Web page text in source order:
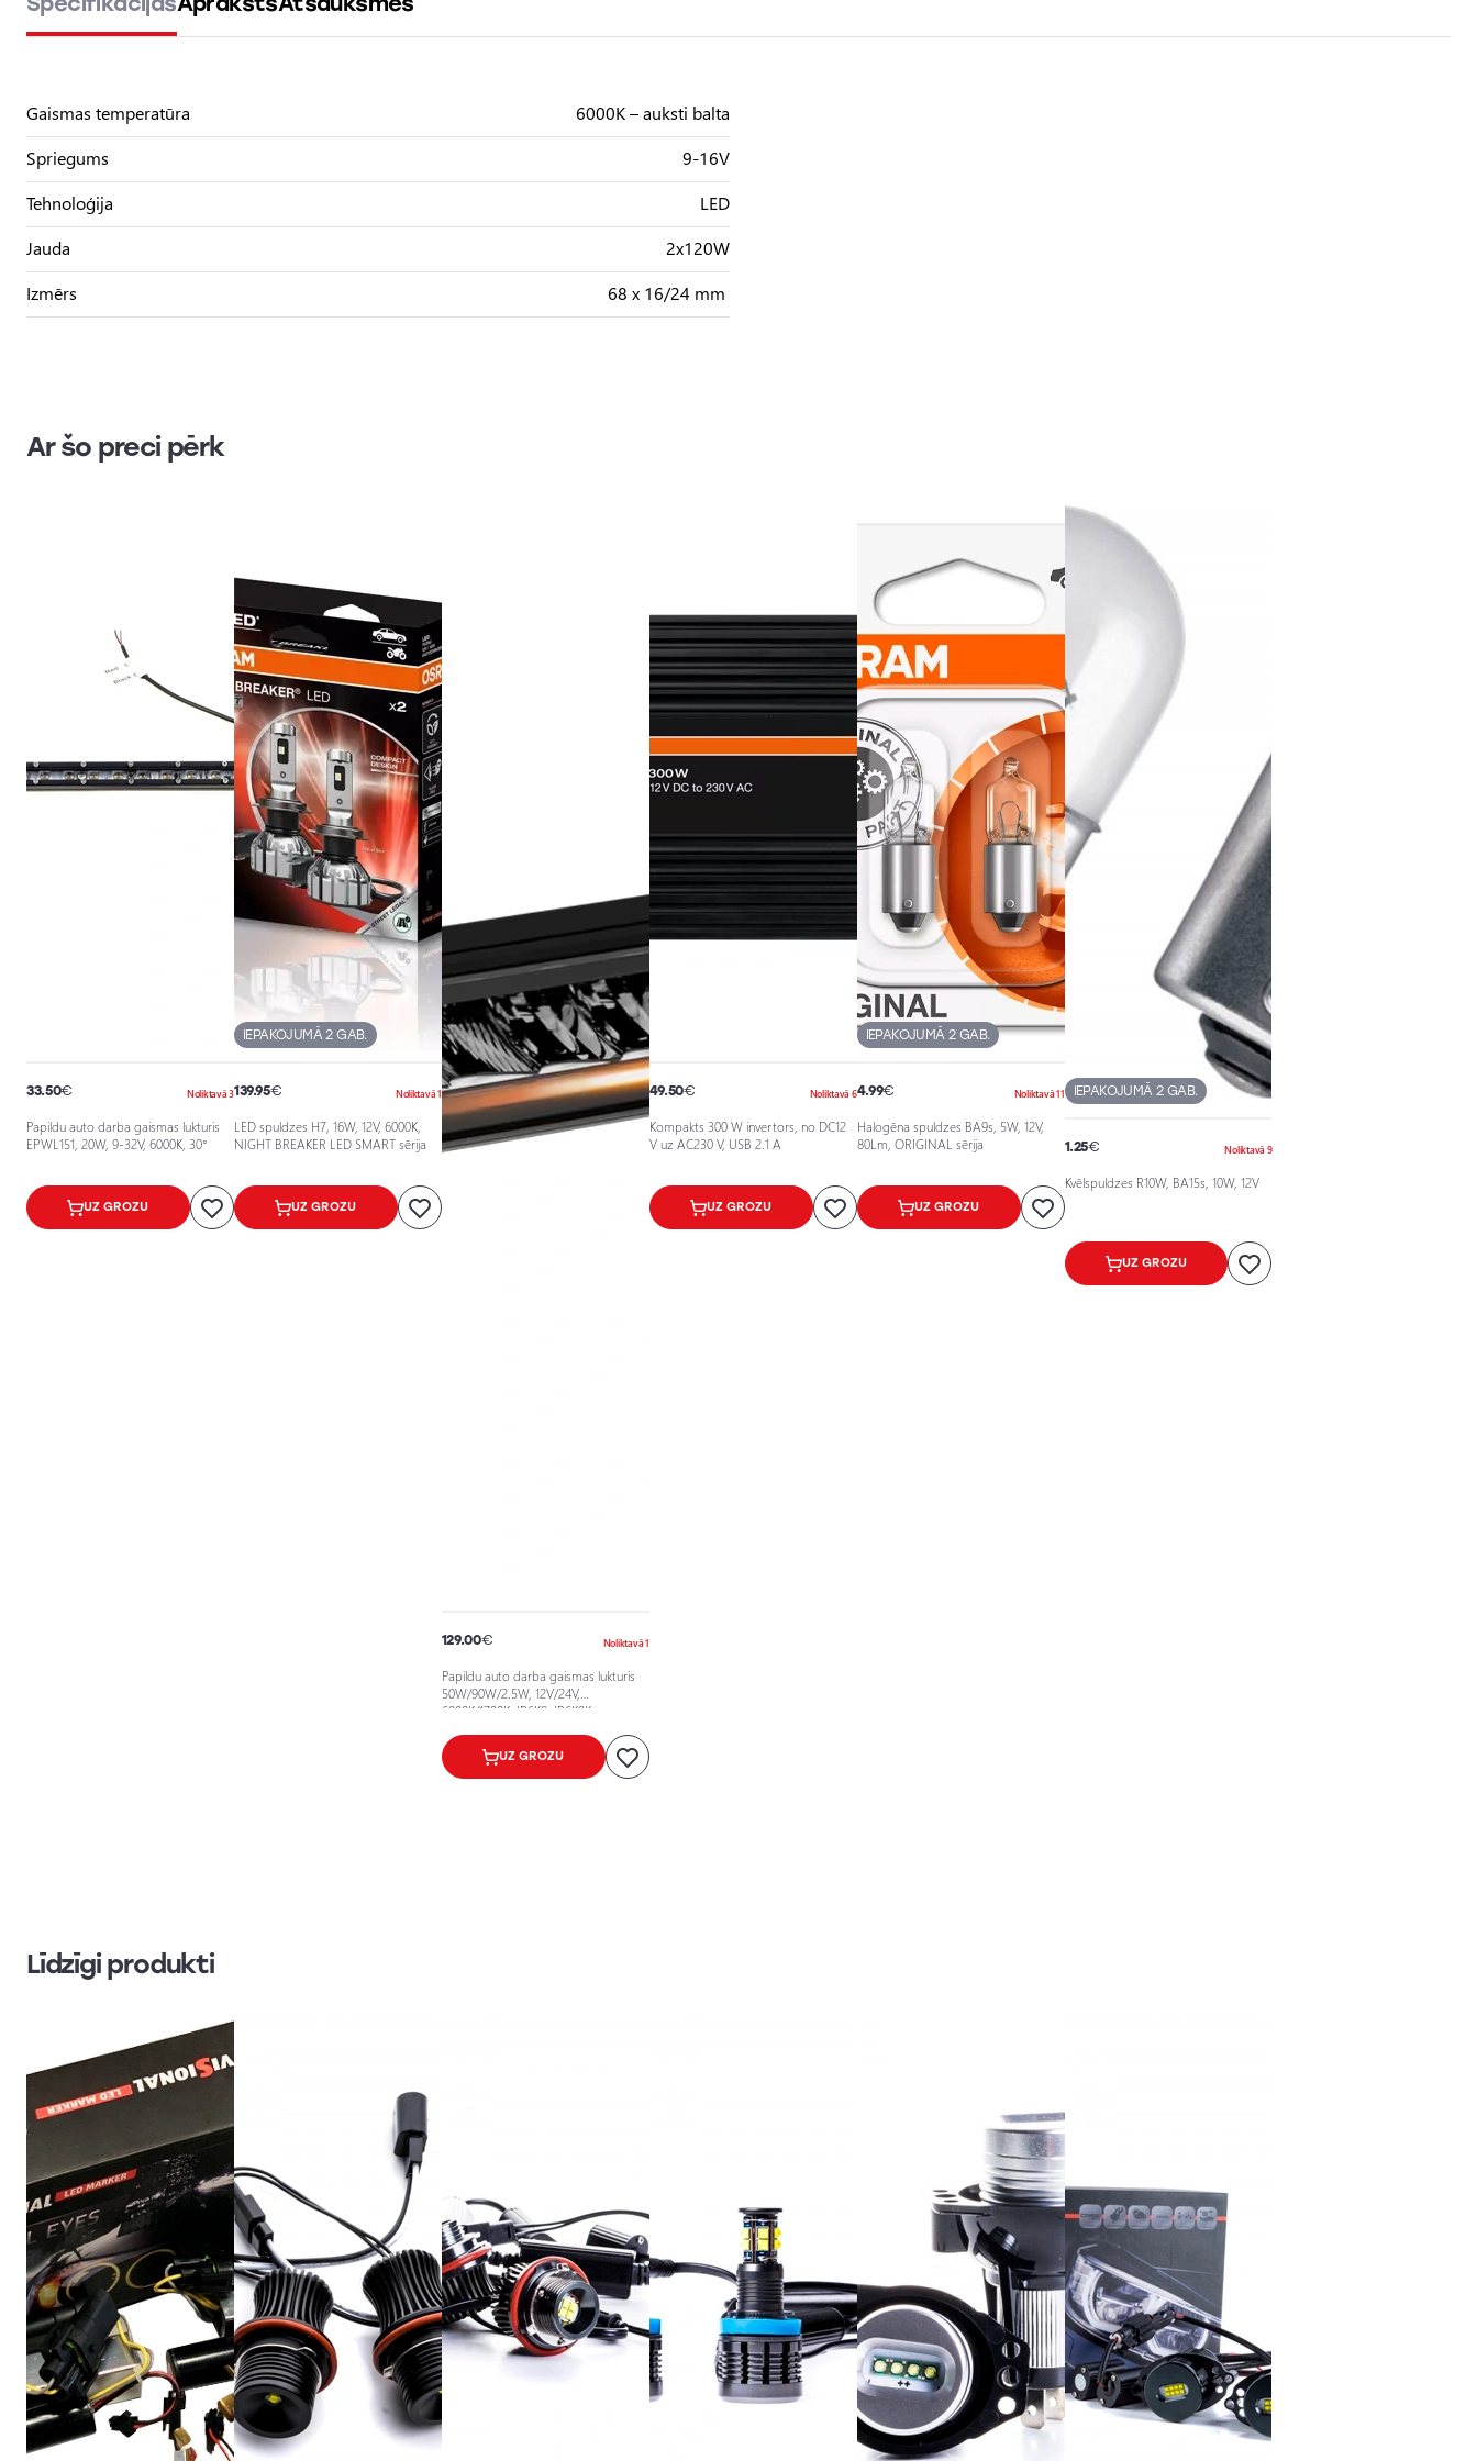
Gaismas temperatūra
6000K – auksti balta
Spriegums
9-16V
Tehnoloģija
LED
Jauda
2x120W
Izmērs
68 x 16/24 mm
Ar šo preci pērk
33.50€ Noliktavā 3
Papildu auto darba gaismas lukturis
EPWL151, 20W, 9-32V, 6000K, 30°
UZ GROZU
IEPAKOJUMĀ 2 GAB.
139.95€ Noliktavā 1
LED spuldzes H7, 16W, 12V, 6000K,
NIGHT BREAKER LED SMART sērija
UZ GROZU
129.00€ Noliktavā 1
Papildu auto darba gaismas lukturis
50W/90W/2.5W, 12V/24V,
6000K/1700K, IP6K8, IP6K9K
UZ GROZU
49.50€ Noliktavā 6
Kompakts 300 W invertors, no DC12
V uz AC230 V, USB 2.1 A
UZ GROZU
IEPAKOJUMĀ 2 GAB.
4.99€ Noliktavā 11
Halogēna spuldzes BA9s, 5W, 12V,
80Lm, ORIGINAL sērija
UZ GROZU
IEPAKOJUMĀ 2 GAB.
1.25€ Noliktavā 9
Kvēlspuldzes R10W, BA15s, 10W, 12V
UZ GROZU
Līdzīgi produkti